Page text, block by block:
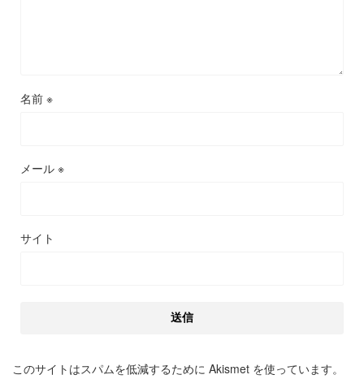
名前 ※
メール ※
サイト
このサイトはスパムを低減するために Akismet を使っています。